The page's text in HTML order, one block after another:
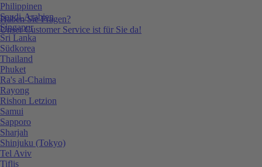
Haben Sie Fragen?
Unser Customer Service ist für Sie da!
Philippinen
Saudi-Arabien
Singapur
Sri Lanka
Südkorea
Thailand
Phuket
Ra's al-Chaima
Rayong
Rishon Letzion
Samui
Sapporo
Sharjah
Shinjuku (Tokyo)
Tel Aviv
Tiflis